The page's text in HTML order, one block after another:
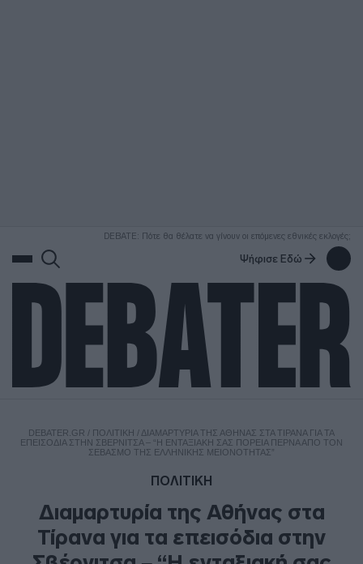
DEBATE: Πότε θα θέλατε να γίνουν οι επόμενες εθνικές εκλογές;
Ψήφισε Εδώ
DEBATER.GR / ΠΟΛΙΤΙΚΗ / ΔΙΑΜΑΡΤΥΡΊΑ ΤΗΣ ΑΘΉΝΑΣ ΣΤΑ ΤΊΡΑΝΑ ΓΙΑ ΤΑ
ΕΠΕΙΣΌΔΙΑ ΣΤΗΝ ΣΒΈΡΝΙΤΣΑ – “Η ΕΝΤΑΞΙΑΚΉ ΣΑΣ ΠΟΡΕΊΑ ΠΕΡΝΆ ΑΠΌ ΤΟΝ
ΣΕΒΑΣΜΌ ΤΗΣ ΕΛΛΗΝΙΚΉΣ ΜΕΙΟΝΌΤΗΤΑΣ”
ΠΟΛΙΤΙΚΗ
Διαμαρτυρία της Αθήνας στα
Τίρανα για τα επεισόδια στην